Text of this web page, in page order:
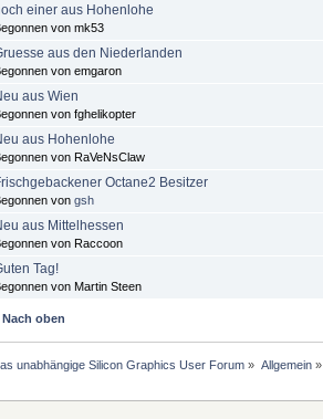
einer aus Hohenlohe
von mk53
aus den Niederlanden
von emgaron
aus Wien
von fghelikopter
aus Hohenlohe
von RaVeNsClaw
Octane2 Besitzer
vongsh
aus Mittelhessen
von Raccoon
Tag!
von Martin Steen
Nach oben
unabhängige Silicon Graphics User Forum » Allgemein»